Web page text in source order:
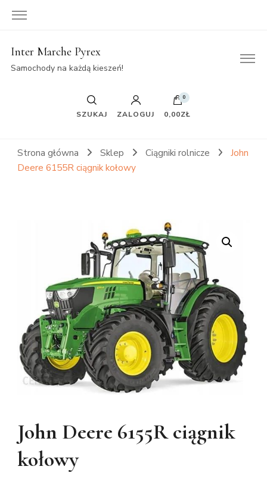
Inter Marche Pyrex
Samochody na każdą kieszeń!
SZUKAJ ZALOGUJ
0
0,00ZŁ
Strona główna Sklep Ciągniki rolnicze
John
Deere 6155R ciągnik kołowy
John Deere 6155R ciągnik
kołowy